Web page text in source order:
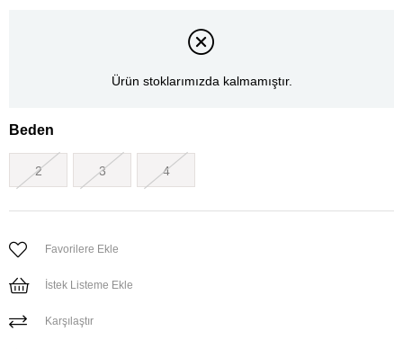
Ürün stoklarımızda kalmamıştır.
Beden
2 3 4
Favorilere Ekle
İstek Listeme Ekle
Karşılaştır